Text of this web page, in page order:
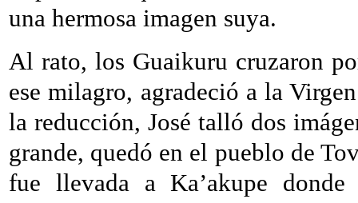
una hermosa imagen suya.
Al rato, los Guaikuru cruzaron
ese milagro, agradeció a la
la reducción, José talló dos
grande, quedó en el pueblo de
fue llevada a Ka’akupe